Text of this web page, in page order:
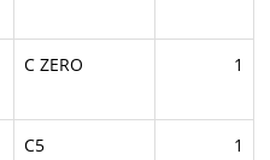
C ZERO 1
C5 1